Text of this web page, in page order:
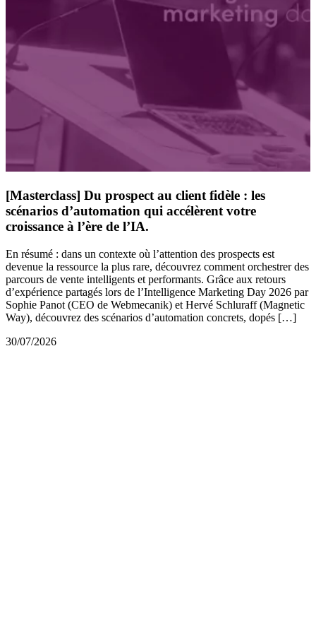
[Masterclass] Du prospect au client fidèle : les
scénarios d’automation qui accélèrent votre
croissance à l’ère de l’IA.
En résumé : dans un contexte où l’attention des prospects est
devenue la ressource la plus rare, découvrez comment orchestrer des
parcours de vente intelligents et performants. Grâce aux retours
d’expérience partagés lors de l’Intelligence Marketing Day 2026 par
Sophie Panot (CEO de Webmecanik) et Hervé Schluraff (Magnetic
Way), découvrez des scénarios d’automation concrets, dopés […]
30/07/2026